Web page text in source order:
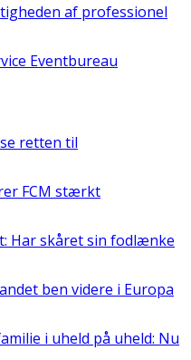
af professionel
Eventbureau
retten til
FCM stærkt
Har skåret sin fodlænke
ben videre i Europa
i uheld på uheld: Nu